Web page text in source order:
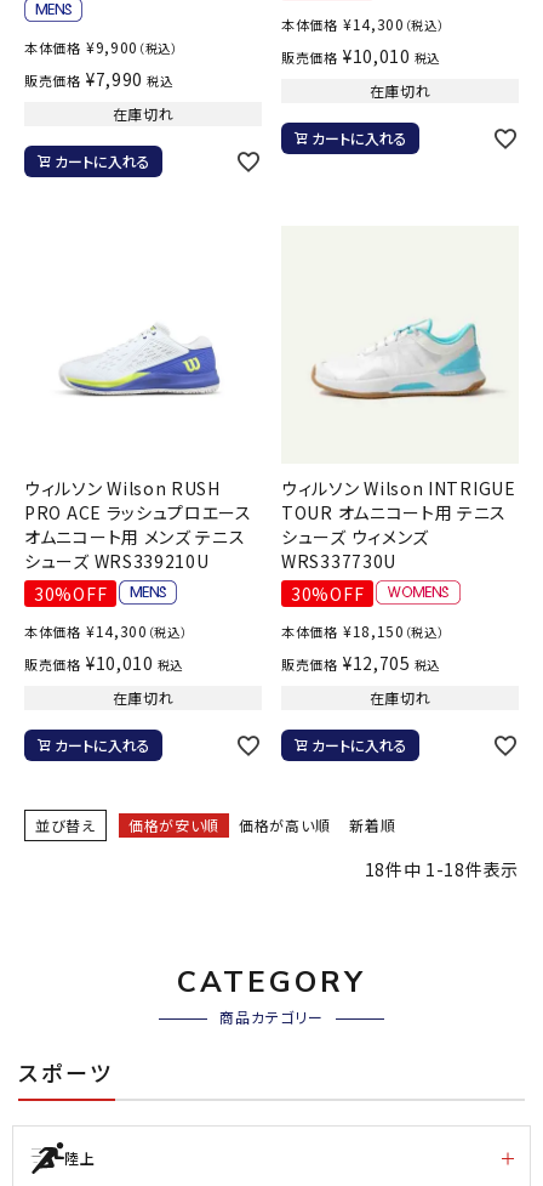
本体価格 ¥9,900 （税込）
販売価格 ¥7,990 税込
在庫切れ
カートに入れる
本体価格 ¥14,300 （税込）
販売価格 ¥10,010 税込
在庫切れ
カートに入れる
ウィルソン Wilson RUSH
PRO ACE ラッシュプロエース
オムニコート用 メンズ テニス
シューズ WRS339210U
30%OFF
本体価格 ¥14,300 （税込）
販売価格 ¥10,010 税込
在庫切れ
カートに入れる
ウィルソン Wilson INTRIGUE
TOUR オムニコート用 テニス
シューズ ウィメンズ
WRS337730U
30%OFF
本体価格 ¥18,150 （税込）
販売価格 ¥12,705 税込
在庫切れ
カートに入れる
並び替え 価格が安い順 価格が高い順 新着順
18件中 1-18件表示
CATEGORY
商品カテゴリー
スポーツ
陸上